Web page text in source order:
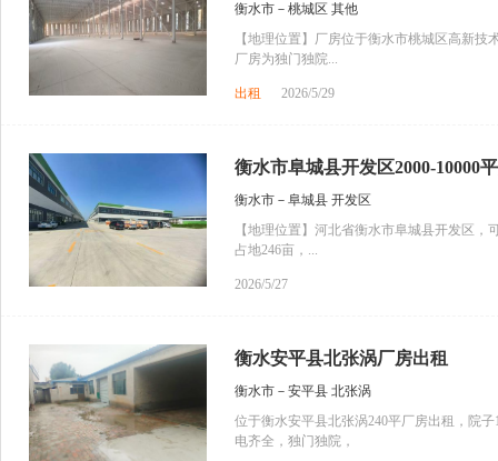
衡水市－桃城区 其他
【地理位置】厂房位于衡水市桃城区高新
厂房为独门独院...
出租 2026/5/29
衡水市阜城县开发区2000-10000
衡水市－阜城县 开发区
【地理位置】河北省衡水市阜城县开发区
占地246亩，...
2026/5/27
衡水安平县北张涡厂房出租
衡水市－安平县 北张涡
位于衡水安平县北张涡240平厂房出租，院
电齐全，独门独院，